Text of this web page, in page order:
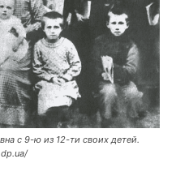
с 9-ю из 12-ти своих детей.